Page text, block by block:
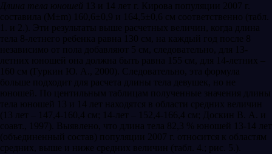
Длина тела юношей 13 и 14 лет г. Кирова популяции 2007 г.
составила (М±m) 160,6±0,9 и 164,5±0,6 см соответственно (табл.
1. и 2.). Эти результаты выше расчетных величин, когда длина
тела 8-летнего ребенка равна 130 см, на каждый год после 8
независимо от пола добавляют 5 см, следовательно, для 13-
летних юношей она должна быть равна 155 см, для 14-летних –
160 см (Гуркин Ю. А., 2000). Следовательно, эта формула
больше подходит для расчета длины тела девушек, но не
юношей. По центильным таблицам полученные значения длины
тела юношей 13 и 14 лет находятся в области средних величин
(13 лет – 147,4-160,4 см; 14-лет – 152,4-166,4 см; Доскин В. А. и
соавт., 1997). Выявлено, что длина тела 82,3 % юношей 13-14 лет
(объединенный состав) популяции 2007 г. относится к областям
средних, выше и ниже средних величин (табл. 4.; рис. 5.).